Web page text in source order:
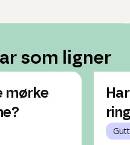
som ligner
mørke